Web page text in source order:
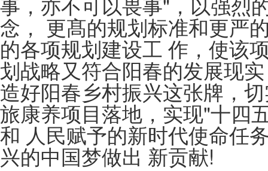
念， 更髙的规划标准和更严
的各项规划建设工 作，使该
划战略又符合阳春的发展现
造好阳春乡村振兴这张牌，
旅康养项目落地，实现"十四
和 人民赋予的新时代使命任
兴的中国梦做出 新贡献!